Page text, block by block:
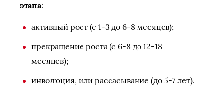
этапа:
активный рост (с 1-3 до 6-8 месяцев);
прекращение роста (с 6-8 до 12-18
месяцев);
инволюция, или рассасывание (до 5-7 лет).